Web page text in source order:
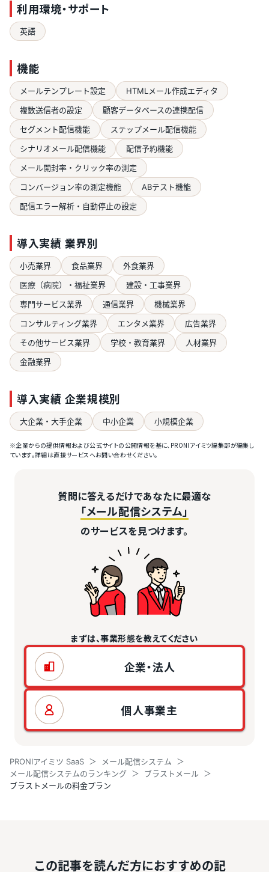
利用環境・サポート
英語
機能
メールテンプレート設定
HTMLメール作成エディタ
複数送信者の設定
顧客データベースの連携配信
セグメント配信機能
ステップメール配信機能
シナリオメール配信機能
配信予約機能
メール開封率・クリック率の測定
コンバージョン率の測定機能
ABテスト機能
配信エラー解析・自動停止の設定
導入実績 業界別
小売業界 食品業界
外食業界
医療（病院）・福祉業界
建設・工事業界
専門サービス業界
通信業界
機械業界
コンサルティング業界
エンタメ業界
広告業界
その他サービス業界
学校・教育業界
人材業界
金融業界
導入実績 企業規模別
大企業・大手企業 中小企業 小規模企業
※企業からの提供情報および公式サイトの公開情報を基に、PRONIアイミツ編集部が編集し
ています。詳細は直接サービスへお問い合わせください。
質問に答えるだけであなたに最適な
「メール配信システム」
のサービスを見つけます。
まずは、事業形態を教えてください
企業・法人
個人事業主
PRONIアイミツ SaaS
メール配信システム
メール配信システムのランキング
ブラストメール
ブラストメールの料金プラン
この記事を読んだ方におすすめの記